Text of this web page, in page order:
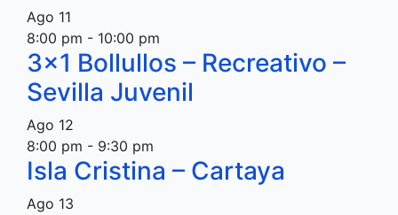
Ago 11
8:00 pm - 10:00 pm
3×1 Bollullos – Recreativo –
Sevilla Juvenil
Ago 12
8:00 pm - 9:30 pm
Isla Cristina – Cartaya
Ago 13